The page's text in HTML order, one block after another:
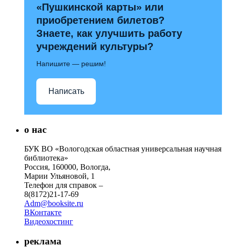
«Пушкинской карты» или
приобретением билетов?
Знаете, как улучшить работу
учреждений культуры?
Напишите — решим!
Написать
о нас
БУК ВО «Вологодская областная универсальная научная
библиотека»
Россия, 160000, Вологда,
Марии Ульяновой, 1
Телефон для справок –
8(8172)21-17-69
Adm@booksite.ru
ВКонтакте
Видеохостинг
реклама